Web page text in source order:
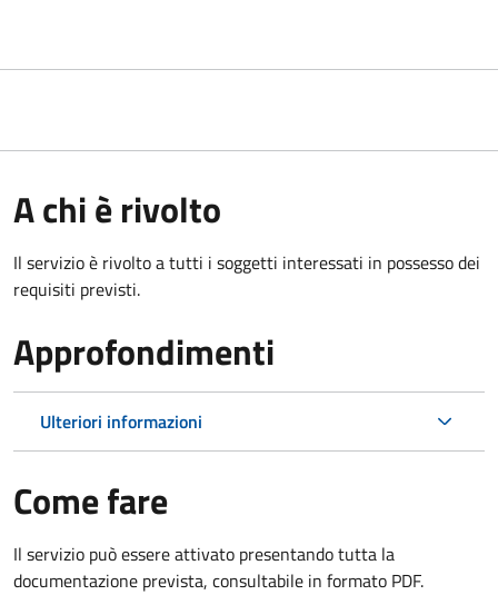
A chi è rivolto
Il servizio è rivolto a tutti i soggetti interessati in possesso dei
requisiti previsti.
Approfondimenti
Ulteriori informazioni
Come fare
Il servizio può essere attivato presentando tutta la
documentazione prevista, consultabile in formato PDF.